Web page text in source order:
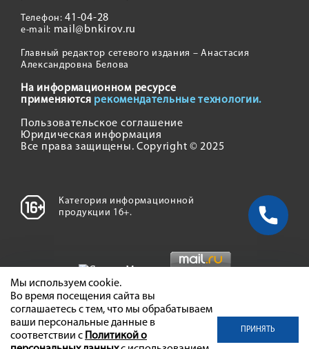
Телефон:41-04-28
e-mail: mail@bnkirov.ru
Главный редактор сетевого издания – Анастасия
Александровна Белова
На информационном ресурсе
применяются рекомендательные технологии.
Пользовательское соглашение
Юридическая информация
Все права защищены. Copyright © 2025
Категория информационной
продукции 16+.
Мы используем cookie.
Во время посещения сайта вы
соглашаетесь с тем, что мы обрабатываем
ваши персональные данные в
соответствии с Политикой о
ПРИНЯТЬ